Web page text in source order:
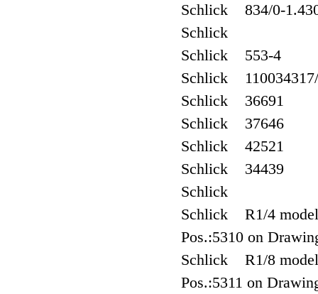
Schlick 834/0-
Schlick
Schlick 553-4
Schlick
Schlick 36691
Schlick 37646
Schlick 42521
Schlick 34439
Schlick
Schlick R1/4
Pos.:5310 on
Schlick R1/8
Pos.:5311 on